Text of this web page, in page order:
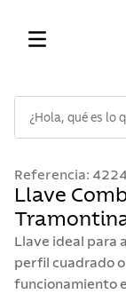
Referencia:
Llave
Llave ideal para
perfil cuadrado
funcionamiento
1 .
cuchillos
2.
cubiertos
3.
sarten
4.
ollas